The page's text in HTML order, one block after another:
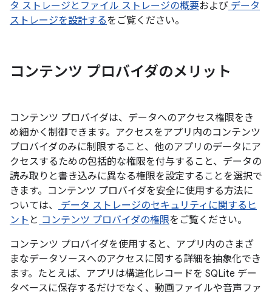
タ ストレージとファイル ストレージの概要および データ
ストレージを設計するをご覧ください。
コンテンツ プロバイダのメリット
コンテンツ プロバイダは、データへのアクセス権限をき
め細かく制御できます。アクセスをアプリ内のコンテンツ
プロバイダのみに制限すること、他のアプリのデータにア
クセスするための包括的な権限を付与すること、データの
読み取りと書き込みに異なる権限を設定することを選択で
きます。コンテンツ プロバイダを安全に使用する方法に
ついては、
データ ストレージのセキュリティに関するヒ
ント と コンテンツ プロバイダの権限をご覧ください。
コンテンツ プロバイダを使用すると、アプリ内のさまざ
まなデータソースへのアクセスに関する詳細を抽象化でき
ます。たとえば、アプリは構造化レコードを SQLite デー
タベースに保存するだけでなく、動画ファイルや音声ファ